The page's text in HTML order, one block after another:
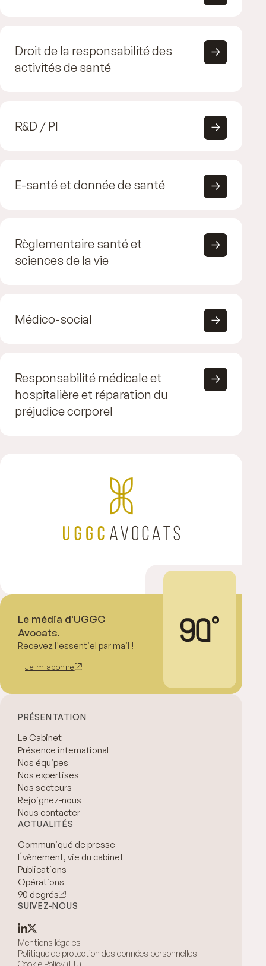
Droit de la responsabilité des
activités de santé
R&D / PI
E-santé et donnée de santé
Règlementaire santé et
sciences de la vie
Médico-social
Responsabilité médicale et
hospitalière et réparation du
préjudice corporel
Le média d'UGGC
Avocats.
Recevez l'essentiel par mail !
Je m'abonne
PRÉSENTATION
Le Cabinet
Présence international
Nos équipes
Nos expertises
Nos secteurs
Rejoignez-nous
Nous contacter
ACTUALITÉS
Communiqué de presse
Évènement, vie du cabinet
Publications
Opérations
90 degrés
SUIVEZ-NOUS
Mentions légales
Politique de protection des données personnelles
Cookie Policy (EU)